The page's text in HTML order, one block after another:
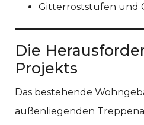
Gitterroststufen und
Die
Projekts
Das bestehende
außenliegenden